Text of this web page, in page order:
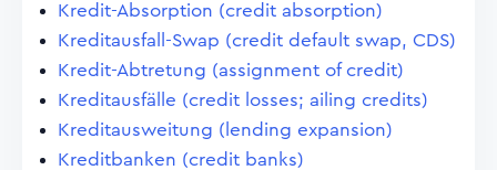
Kredit-Absorption (credit absorption)
Kreditausfall-Swap (credit default swap, CDS)
Kredit-Abtretung (assignment of credit)
Kreditausfälle (credit losses; ailing credits)
Kreditausweitung (lending expansion)
Kreditbanken (credit banks)